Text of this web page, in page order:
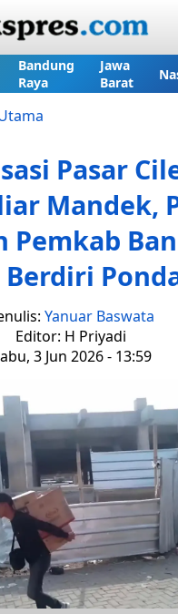
Bandung
Raya
Jawa
Barat
Pasar
Mandek,
Pemkab
Berdiri
Yanuar Baswata
Editor: H Priyadi
3 Jun 2026 - 13:59